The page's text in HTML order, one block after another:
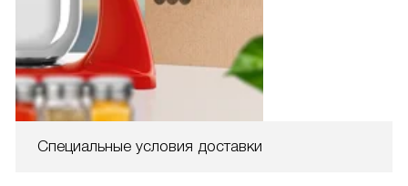
Специальные условия доставки